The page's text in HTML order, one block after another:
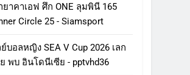
ยาคาเอฟ ศึก ONE ลุมพินี 165
Circle 25 - Siamsport
บอลหญิง SEA V Cup 2026 เลก
พบ อินโดนีเซีย - pptvhd36